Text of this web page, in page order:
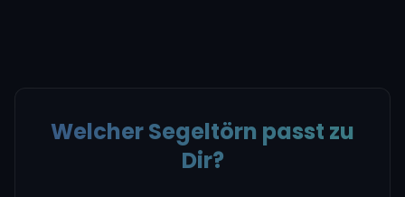
Welcher Segeltörn passt zu
Dir?